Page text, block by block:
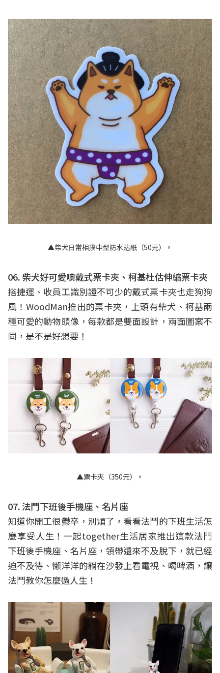
▲柴犬日常相撲中型防水貼紙（50元）。
06. 柴犬好可愛噢戴式票卡夾、柯基杜估伸縮票卡夾
搭捷運、收員工識別證不可少的戴式票卡夾也走狗狗
風！WoodMan推出的票卡夾，上頭有柴犬、柯基兩
種可愛的動物頭像，每款都是雙面設計，兩面圖案不
同，是不是好想要！
▲票卡夾（350元）。
07. 法鬥下班後手機座、名片座
知道你開工很鬱卒，別煩了，看看法鬥的下班生活怎
麼享受人生！一起together生活居家推出這款法鬥
下班後手機座、名片座，領帶還來不及脫下，就已經
迫不及待、懶洋洋的躺在沙發上看電視、喝啤酒，讓
法鬥教你怎麼過人生！